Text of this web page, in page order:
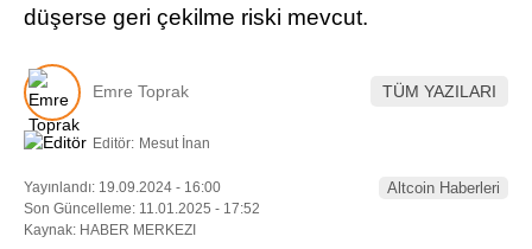
düşerse geri çekilme riski mevcut.
Emre Toprak TÜM YAZILARI
Editör: Mesut İnan
Yayınlandı: 19.09.2024 - 16:00
Son Güncelleme: 11.01.2025 - 17:52
Kaynak: HABER MERKEZI
Altcoin Haberleri